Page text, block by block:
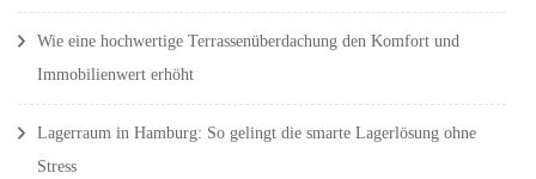
Wie eine hochwertige Terrassenüberdachung den Komfort und
Immobilienwert erhöht
Lagerraum in Hamburg: So gelingt die smarte Lagerlösung ohne
Stress